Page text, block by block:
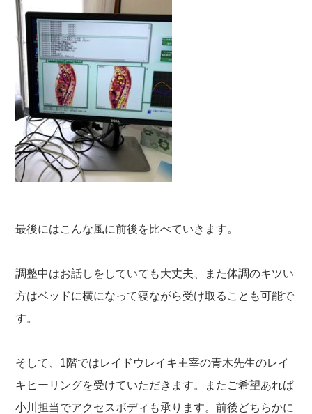
最後にはこんな風に前後を比べていきます。
調整中はお話しをしていても大丈夫、また体調のキツい
方はベッドに横になって寝ながら受け取ることも可能で
す。
そして、1階ではレイドウレイキ主宰の青木先生のレイ
キヒーリングを受けていただきます。またご希望あれば
小川担当でアクセスボディも承ります。前後どちらかに